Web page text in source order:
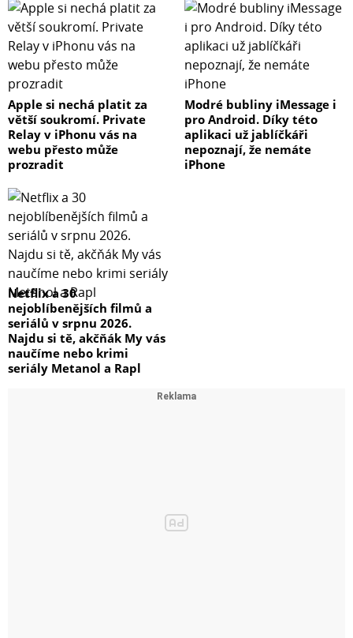
Apple si nechá platit za
větší soukromí. Private
Relay v iPhonu vás na
webu přesto může
prozradit
Modré bubliny iMessage i
pro Android. Díky této
aplikaci už jablíčkáři
nepoznají, že nemáte
iPhone
Netflix a 30
nejoblíbenějších filmů a
seriálů v srpnu 2026.
Najdu si tě, akčňák My vás
naučíme nebo krimi
seriály Metanol a Rapl